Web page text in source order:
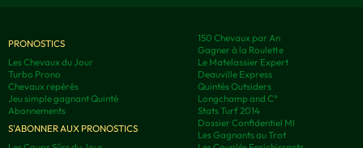
PRONOSTICS
Les Chevaux du Jour
Turbo Prono
Chevaux repérés
Jeu simple gagnant Quinté
Abonnements
S'ABONNER AUX PRONOSTICS
150 Chevaux par An
Gagner à la Roulette
Le Matelassier Expert
Deauville Express
Quintés Outsiders
Longchamp and C°
Stats Turf 2014
Dossier Confidentiel MI
Les Gagnants au Trot